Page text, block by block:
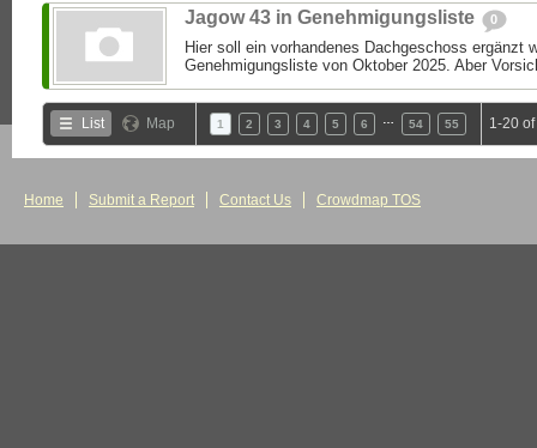
Jagow 43 in Genehmigungsliste 0
Hier soll ein vorhandenes Dachgeschoss ergänzt
Genehmigungsliste von Oktober 2025. Aber
List Map 1 2 3 4 5 6 54 55 1-20
Home Submit a Report Contact Us Crowdmap TOS